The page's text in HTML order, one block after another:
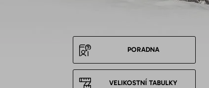
PORADNA
VELIKOSTNÍ TABULKY